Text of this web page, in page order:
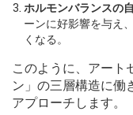
ホルモンバランスの
ーンに好影響を与え
くなる。
このように、アート
ン」の三層構造に働
アプローチします。